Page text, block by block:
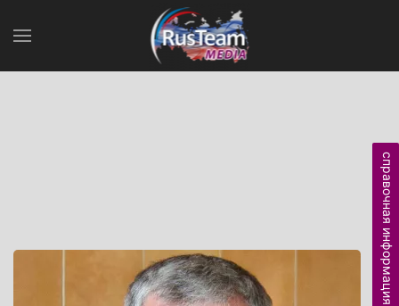
справочная информация